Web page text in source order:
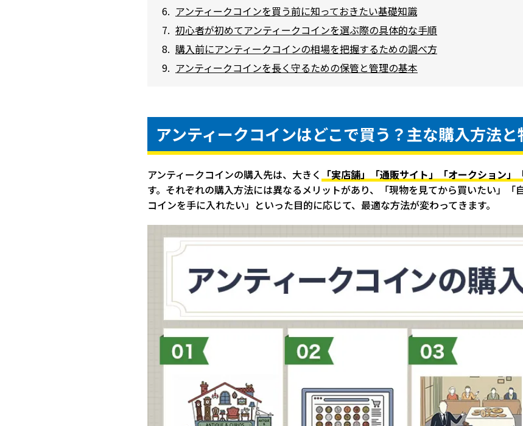
アンティークコインを買う前に知っておきたい基礎知識
初心者が初めてアンティークコインを選ぶ際の具体的な手順
購入前にアンティークコインの相場を把握するための調べ方
アンティークコインを長く守るための保管と管理の基本
アンティークコインはどこで買う？主な購入方法と
アンティークコインの購入先は、大きく 「実店舗」「通販サイト」「オークション」
す。それぞれの購入方法には異なるメリットがあり、「現物を見てから買いたい」「
コインを手に入れたい」といった目的に応じて、最適な方法が変わってきます。